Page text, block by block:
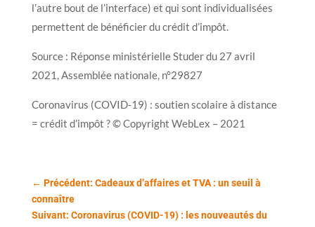
l’autre bout de l’interface) et qui sont individualisées
permettent de bénéficier du crédit d’impôt.
Source : Réponse ministérielle Studer du 27 avril
2021, Assemblée nationale, n°29827
Coronavirus (COVID-19) : soutien scolaire à distance
= crédit d’impôt ? © Copyright WebLex – 2021
← Précédent: Cadeaux d’affaires et TVA : un seuil à
connaître
Suivant: Coronavirus (COVID-19) : les nouveautés du